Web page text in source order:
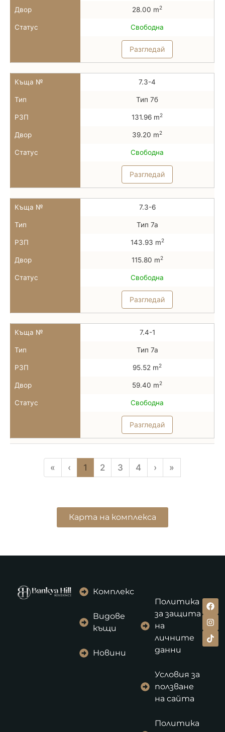
Двор 28.00 m2
Статус Свободна
Разгледай
Къща № 7.3-4
Тип Тип 7б
РЗП 131.96 m2
Двор 39.20 m2
Статус Свободна
Разгледай
Къща № 7.3-6
Тип Тип 7а
РЗП 143.93 m2
Двор 115.80 m2
Статус Свободна
Разгледай
Къща № 7.4-1
Тип Тип 7а
РЗП 95.52 m2
Двор 59.40 m2
Статус Свободна
Разгледай
« ‹ 1 2 3 4 › »
Карта на комплекса
Комплекс
Видове
къщи
Новини
Политика
за защита
на
личните
данни
Условия за
ползване
на сайта
Политика